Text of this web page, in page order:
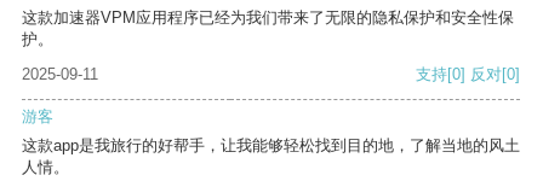
这款加速器VPM应用程序已经为我们带来了无限的隐私保护和安全性保
护。
2025-09-11
支持[0] 反对[0]
游客
这款app是我旅行的好帮手，让我能够轻松找到目的地，了解当地的风土
人情。